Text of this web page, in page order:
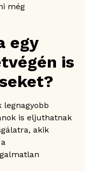
kivizsgálásával
hüvelyi
még
egy
is
legnagyobb
is eljuthatnak
akik